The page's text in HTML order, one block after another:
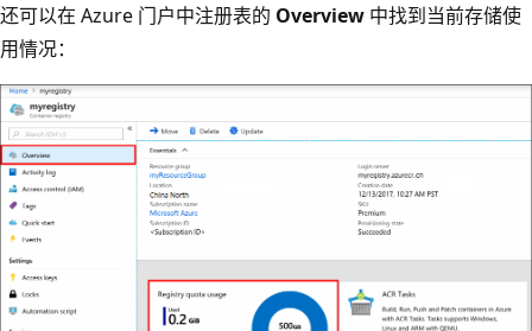
还可以在 Azure 门户中注册表的 Overview 中找到当前存储使
用情况：